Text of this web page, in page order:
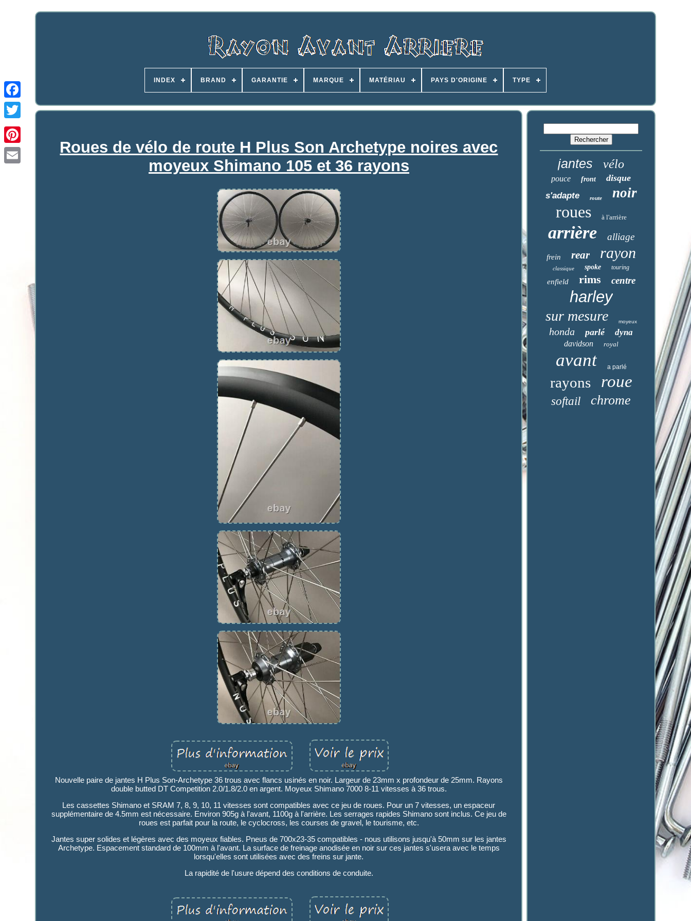
INDEX BRAND GARANTIE MARQUE MATÉRIAU PAYS D'ORIGINE TYPE
Roues de vélo de route H Plus Son Archetype noires avec
moyeux Shimano 105 et 36 rayons
Nouvelle paire de jantes H Plus Son-Archetype 36 trous avec flancs usinés en noir. Largeur de 23mm x profondeur de 25mm. Rayons
double butted DT Competition 2.0/1.8/2.0 en argent. Moyeux Shimano 7000 8-11 vitesses à 36 trous.
Les cassettes Shimano et SRAM 7, 8, 9, 10, 11 vitesses sont compatibles avec ce jeu de roues. Pour un 7 vitesses, un espaceur
supplémentaire de 4.5mm est nécessaire. Environ 905g à l'avant, 1100g à l'arrière. Les serrages rapides Shimano sont inclus. Ce jeu de
roues est parfait pour la route, le cyclocross, les courses de gravel, le tourisme, etc.
Jantes super solides et légères avec des moyeux fiables. Pneus de 700x23-35 compatibles - nous utilisons jusqu'à 50mm sur les jantes
Archetype. Espacement standard de 100mm à l'avant. La surface de freinage anodisée en noir sur ces jantes s'usera avec le temps
lorsqu'elles sont utilisées avec des freins sur jante.
La rapidité de l'usure dépend des conditions de conduite.
jantes vélo
pouce front disque
s'adapte route noir
roues à l'arrière
arrière alliage
frein rear rayon
classique spoke touring
enfield rims centre
harley
sur mesure moyeux
honda parlé dyna
davidson royal
avant a parlé
rayons roue
softail chrome